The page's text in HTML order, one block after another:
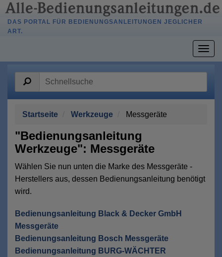
DAS PORTAL FÜR BEDIENUNGSANLEITUNGEN JEGLICHER
ART.
Startseite Werkzeuge Messgeräte
"Bedienungsanleitung
Werkzeuge": Messgeräte
Wählen Sie nun unten die Marke des Messgeräte -
Herstellers aus, dessen Bedienungsanleitung benötigt
wird.
Bedienungsanleitung Black & Decker GmbH
Messgeräte
Bedienungsanleitung Bosch Messgeräte
Bedienungsanleitung BURG-WÄCHTER